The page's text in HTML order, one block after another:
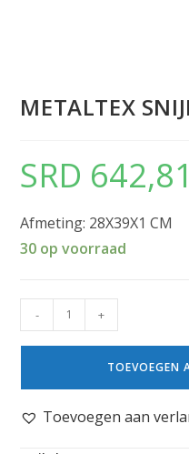
METALTEX
SRD 642,81
Afmeting: 28X39X1 CM
30 op voorraad
- +
TOEVOEGEN
Toevoegen aan